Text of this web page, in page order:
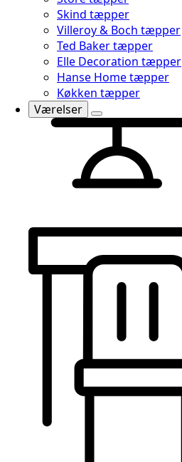
Skind tæpper
Villeroy & Boch tæpper
Ted Baker tæpper
Elle Decoration tæpper
Hanse Home tæpper
Køkken tæpper
Værelser